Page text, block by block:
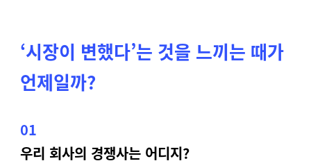
‘시장이 변했다’는 것을 느끼는 때가
언제일까?
01
우리 회사의 경쟁사는 어디지?